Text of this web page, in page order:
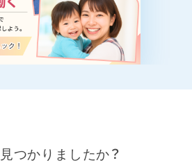
つかりましたか？